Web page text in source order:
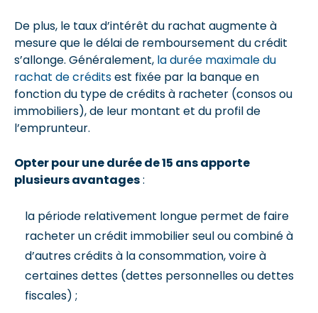
De plus, le taux d’intérêt du rachat augmente à
mesure que le délai de remboursement du crédit
s’allonge. Généralement, la durée maximale du
rachat de créditsest fixée par la banque en
fonction du type de crédits à racheter (consos ou
immobiliers), de leur montant et du profil de
l’emprunteur.
Opter pour une durée de 15 ans apporte
plusieurs avantages:
la période relativement longue permet de faire
racheter un crédit immobilier seul ou combiné à
d’autres crédits à la consommation, voire à
certaines dettes (dettes personnelles ou dettes
fiscales) ;